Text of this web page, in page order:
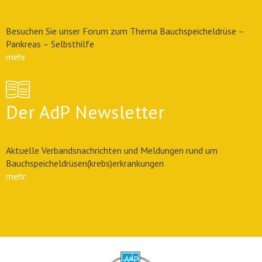
Besuchen Sie unser Forum zum Thema Bauchspeicheldrüse –
Pankreas – Selbsthilfe
mehr
Der AdP Newsletter
Aktuelle Verbandsnachrichten und Meldungen rund um
Bauchspeicheldrüsen(krebs)erkrankungen
mehr